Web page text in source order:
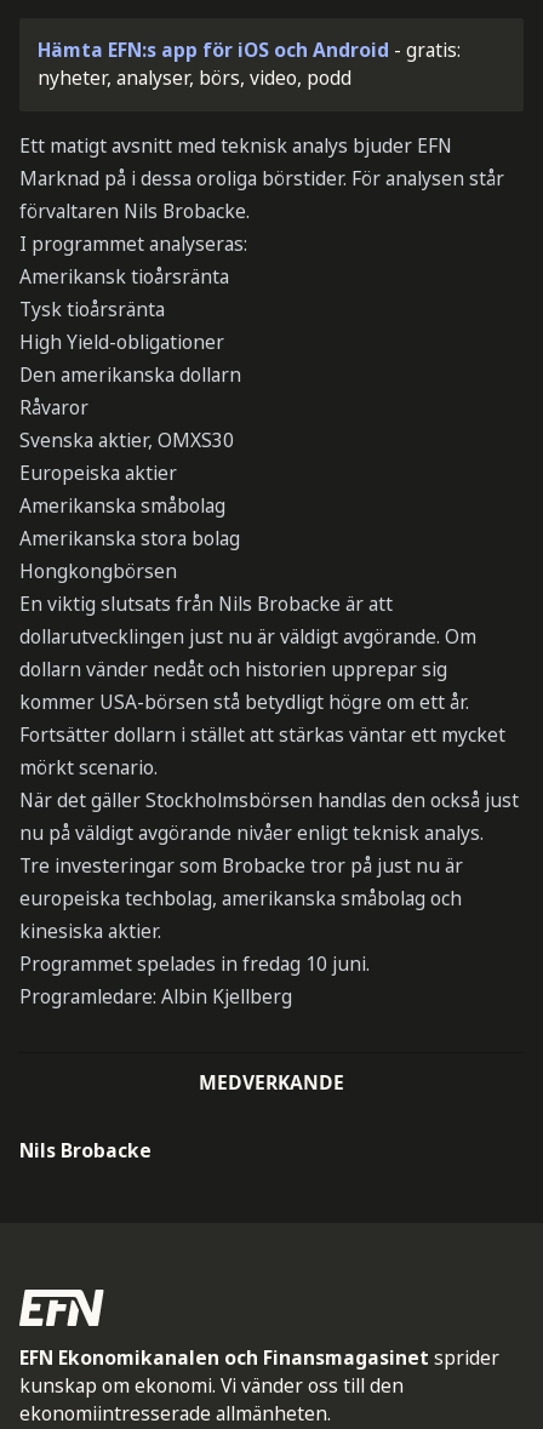
Hämta EFN:s app för iOS och Android - gratis:
nyheter, analyser, börs, video, podd
Ett matigt avsnitt med teknisk analys bjuder EFN
Marknad på i dessa oroliga börstider. För analysen står
förvaltaren Nils Brobacke.
I programmet analyseras:
Amerikansk tioårsränta
Tysk tioårsränta
High Yield-obligationer
Den amerikanska dollarn
Råvaror
Svenska aktier, OMXS30
Europeiska aktier
Amerikanska småbolag
Amerikanska stora bolag
Hongkongbörsen
En viktig slutsats från Nils Brobacke är att
dollarutvecklingen just nu är väldigt avgörande. Om
dollarn vänder nedåt och historien upprepar sig
kommer USA-börsen stå betydligt högre om ett år.
Fortsätter dollarn i stället att stärkas väntar ett mycket
mörkt scenario.
När det gäller Stockholmsbörsen handlas den också just
nu på väldigt avgörande nivåer enligt teknisk analys.
Tre investeringar som Brobacke tror på just nu är
europeiska techbolag, amerikanska småbolag och
kinesiska aktier.
Programmet spelades in fredag 10 juni.
Programledare: Albin Kjellberg
MEDVERKANDE
Nils Brobacke
EFN Ekonomikanalen och Finansmagasinet sprider
kunskap om ekonomi. Vi vänder oss till den
ekonomiintresserade allmänheten.